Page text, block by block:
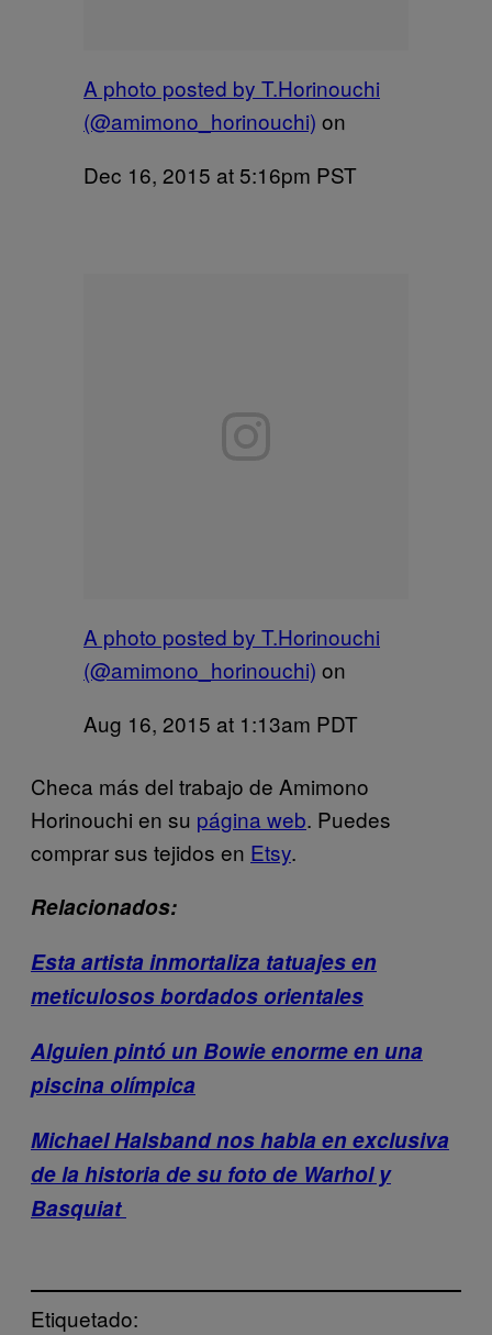
A photo posted by T.Horinouchi
(@amimono_horinouchi) on
Dec 16, 2015 at 5:16pm PST
A photo posted by T.Horinouchi
(@amimono_horinouchi) on
Aug 16, 2015 at 1:13am PDT
Checa más del trabajo de Amimono
Horinouchi en su página web. Puedes
comprar sus tejidos en Etsy.
Relacionados:
Esta artista inmortaliza tatuajes en
meticulosos bordados orientales
Alguien pintó un Bowie enorme en una
piscina olímpica
Michael Halsband nos habla en exclusiva
de la historia de su foto de Warhol y
Basquiat
Etiquetado: